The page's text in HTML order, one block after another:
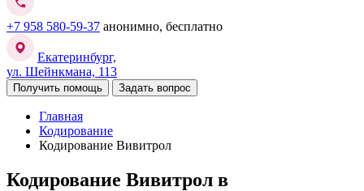
+7 958 580-59-37 анонимно, бесплатно
Екатеринбург,
ул. Шейнкмана, 113
Получить помощь Задать вопрос
Главная
Кодирование
Кодирование Вивитрол
Кодирование Вивитрол в